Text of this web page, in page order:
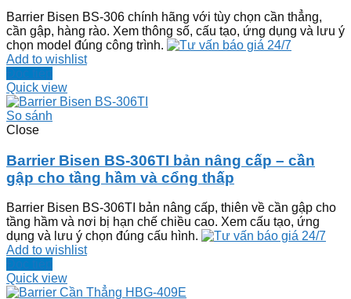
Barrier Bisen BS-306 chính hãng với tùy chọn cần thẳng,
cần gập, hàng rào. Xem thông số, cấu tạo, ứng dụng và lưu ý
chọn model đúng công trình.
Add to wishlist
Đọc tiếp
Quick view
So sánh
Close
Barrier Bisen BS-306TI bản nâng cấp – cần
gập cho tầng hầm và cổng thấp
Barrier Bisen BS-306TI bản nâng cấp, thiên về cần gập cho
tầng hầm và nơi bị hạn chế chiều cao. Xem cấu tạo, ứng
dụng và lưu ý chọn đúng cấu hình.
Add to wishlist
Đọc tiếp
Quick view